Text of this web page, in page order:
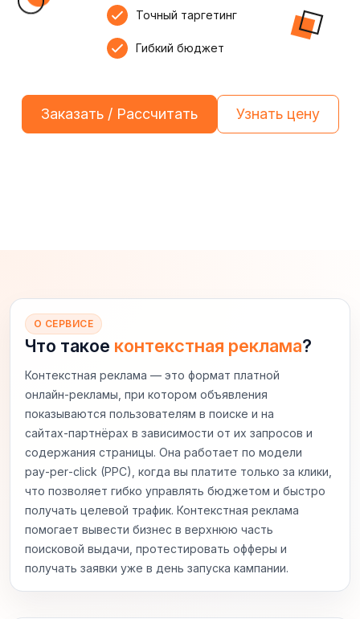
Точный таргетинг
Гибкий бюджет
Заказать / Рассчитать Узнать цену
О СЕРВИСЕ
Что такое контекстная реклама?
Контекстная реклама — это формат платной
онлайн‑рекламы, при котором объявления
показываются пользователям в поиске и на
сайтах‑партнёрах в зависимости от их запросов и
содержания страницы. Она работает по модели
pay‑per‑click (PPC), когда вы платите только за клики,
что позволяет гибко управлять бюджетом и быстро
получать целевой трафик. Контекстная реклама
помогает вывести бизнес в верхнюю часть
поисковой выдачи, протестировать офферы и
получать заявки уже в день запуска кампании.